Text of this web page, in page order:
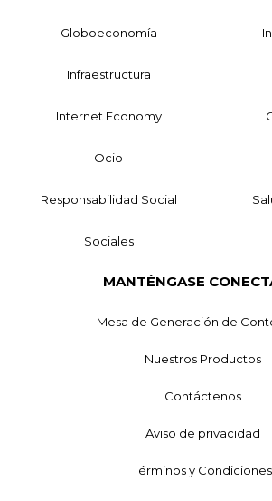
Globoeconomía
Infraestructura
Internet Economy
Ocio
Responsabilidad Social
Sociales
MANTÉNGASE
Mesa de Generación de
Nuestros Productos
Contáctenos
Aviso de privacidad
Términos y Condiciones